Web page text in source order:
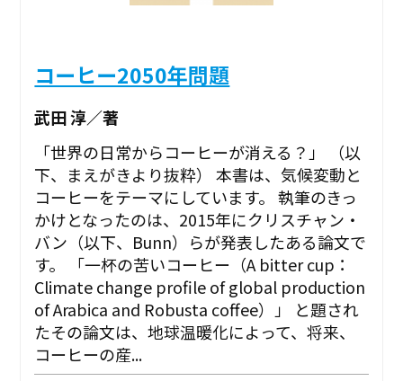
コーヒー2050年問題
武田 淳／著
「世界の日常からコーヒーが消える？」 （以
下、まえがきより抜粋） 本書は、気候変動と
コーヒーをテーマにしています。 執筆のきっ
かけとなったのは、2015年にクリスチャン・
バン（以下、Bunn）らが発表したある論文で
す。 「一杯の苦いコーヒー（A bitter cup：
Climate change profile of global production
of Arabica and Robusta coffee）」 と題され
たその論文は、地球温暖化によって、将来、
コーヒーの産...